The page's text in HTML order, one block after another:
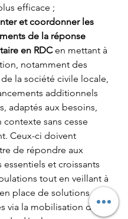
efficace ;
et coordonner les
de la réponse
en RDC en mettant à
notamment des
de la société civile locale,
additionnels
adaptés aux besoins,
contexte sans cesse
Ceux-ci doivent
de répondre aux
essentiels et croissants
tout en veillant à
en place de solutions
via la mobilisation des